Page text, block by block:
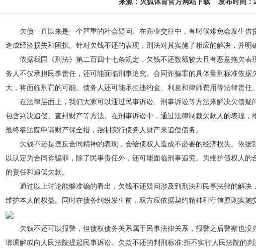
欠债一直以来是一个严重的社会疑问。在商业交往中，有时候难免会发生借
造成经济损失和困扰。针对欠钱不还的表现，刑法对其实施了相应的解决，并明
依据我国《刑法》第二百四十七条规定，欠钱不还数额较大且有恶意拖欠表
务人不仅承担民事责任，还可能面临刑事追究。合同诈骗罪的具体量刑标准依
大，将面临刑罚的可能。债务人还可能承担违约金、利息和律师费用等法律责任
在法律层面上，我们大家可以通过民事诉讼、刑事诉讼等方法来解决欠债疑
包含判决追偿、查封财产等方法。在刑事诉讼中，通过法律制裁欠款人的表现
最终靠法院申请财产保全措，强制实行债务人财产来追偿债务。
欠钱不还是违反合同精神的表现，会给债权人造成不必要的经济损失。依据
以认定为合同诈骗罪，除了民事责任外，还可能面临刑事追究。为维护债权人
的责任和追偿欠款。
通过以上讨论能够准确的看出，欠钱不还疑问涉及到刑法和民事法律的解决
维护本人的权益。同时在债务纠纷发生前，双方应依据契约精神和守信原则实
欠钱不还可以报警，但债权债务关系属于民事法律关系，报警之后警察也没
请调解或向人民法院提起民事诉讼。欠款不还的判刑标准:拒不实行人民法院的